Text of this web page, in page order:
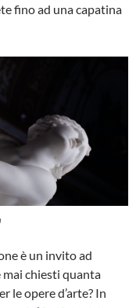
fino ad una capatina
è un invito ad
mai chiesti quanta
le opere d’arte? In